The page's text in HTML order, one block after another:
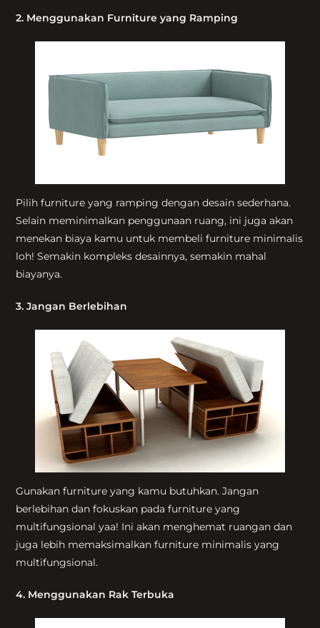
2. Menggunakan Furniture yang Ramping
Pilih furniture yang ramping dengan desain sederhana.
Selain meminimalkan penggunaan ruang, ini juga akan
menekan biaya kamu untuk membeli furniture minimalis
loh! Semakin kompleks desainnya, semakin mahal
biayanya.
3. Jangan Berlebihan
Gunakan furniture yang kamu butuhkan. Jangan
berlebihan dan fokuskan pada furniture yang
multifungsional yaa! Ini akan menghemat ruangan dan
juga lebih memaksimalkan furniture minimalis yang
multifungsional.
4. Menggunakan Rak Terbuka